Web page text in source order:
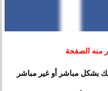
منه الصفحة
بشكل مباشر أو غير مباشر